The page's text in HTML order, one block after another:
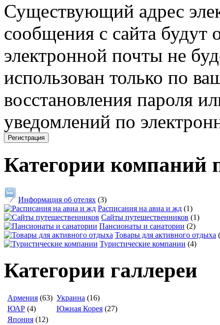
Существующий адрес
сообщения с сайта будут
электронной почты не
использован только по
восстановления пароля
уведомлений по
Категории компаний
Информация об отелях (3)
Расписания на авиа и жд (1)
Сайты путешественников (1)
Пансионаты и санатории (2)
Товары для активного отдыха
Туристические компании (4)
Категории галлереи
Армения (63) Украина (16)
ЮАР (4) Южная Корея (27)
Япония (12)